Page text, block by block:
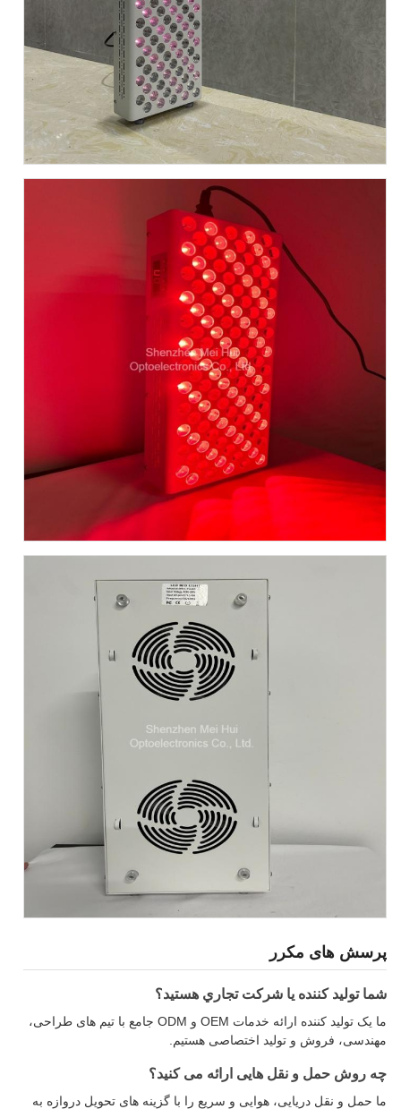
پرسش های مکرر
شما توليد کننده يا شرکت تجاري هستيد؟
ما یک تولید کننده ارائه خدمات OEM و ODM جامع با تیم های طراحی،
مهندسی، فروش و تولید اختصاصی هستیم.
چه روش حمل و نقل هایی ارائه می کنید؟
ما حمل و نقل دریایی، هوایی و سریع را با گزینه های تحویل دروازه به